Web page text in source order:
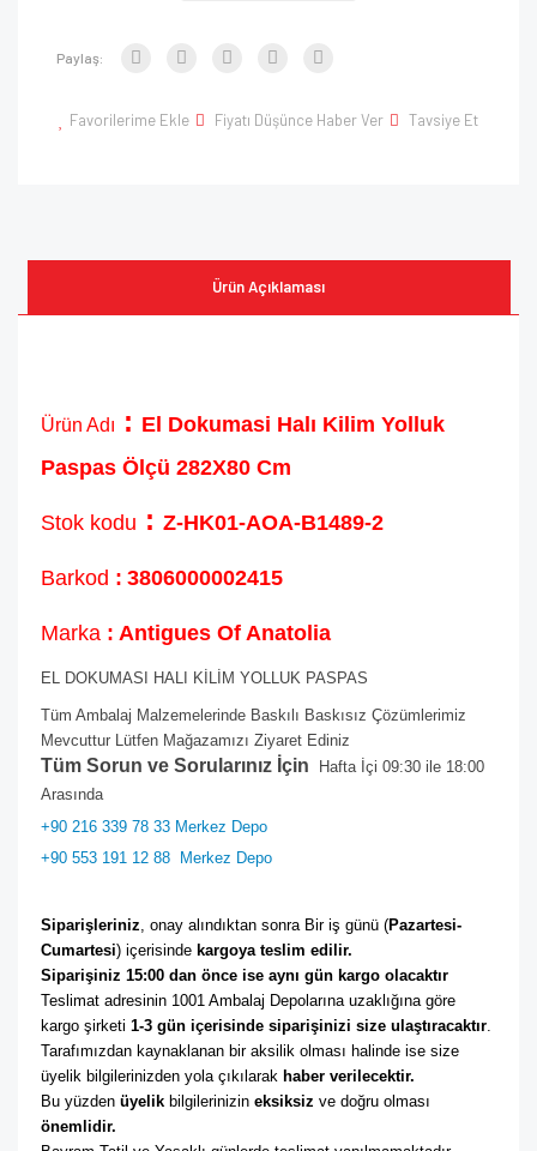
Paylaş:
Favorilerime Ekle Fiyatı Düşünce Haber Ver Tavsiye Et
Ürün Açıklaması
Ürün Adı : El Dokumasi Halı Kilim Yolluk
Paspas Ölçü 282X80 Cm
Stok kodu : Z-HK01-AOA-B1489-2
Barkod : 3806000002415
Marka : Antigues Of Anatolia
EL DOKUMASI HALI KİLİM YOLLUK PASPAS
Tüm Ambalaj Malzemelerinde Baskılı Baskısız Çözümlerimiz
Mevcuttur Lütfen Mağazamızı Ziyaret Ediniz
Tüm Sorun ve Sorularınız İçin Hafta İçi 09:30 ile 18:00
Arasında
+90 216 339 78 33 Merkez Depo
+90 553 191 12 88 Merkez Depo
Siparişleriniz , onay alındıktan sonra Bir iş günü (Pazartesi-
Cumartesi) içerisinde kargoya teslim edilir.
Siparişiniz 15:00 dan önce ise aynı gün kargo olacaktır
Teslimat adresinin 1001 Ambalaj Depolarına uzaklığına göre
kargo şirketi 1-3 gün içerisinde siparişinizi size ulaştıracaktır
Tarafımızdan kaynaklanan bir aksilik olması halinde ise size
üyelik bilgilerinizden yola çıkılarak haber verilecektir.
Bu yüzden üyelik bilgilerinizin eksiksiz
önemlidir.